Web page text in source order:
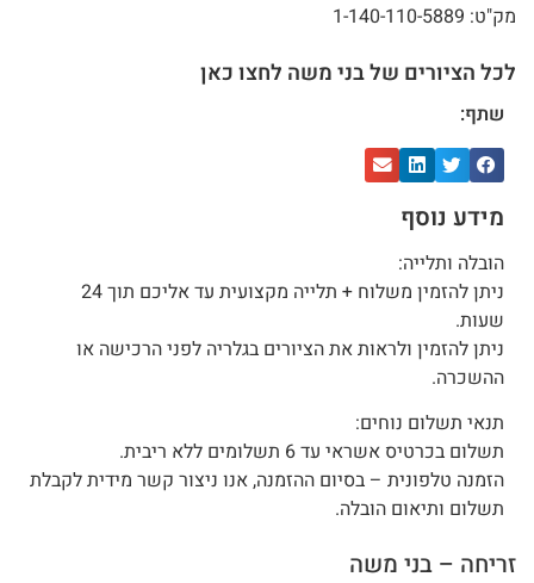
מק"ט: 1-140-110-5889
לכל הציורים של בני משה לחצו כאן
שתף:
מידע נוסף
הובלה ותלייה:
ניתן להזמין משלוח + תלייה מקצועית עד אליכם תוך 24
שעות.
ניתן להזמין ולראות את הציורים בגלריה לפני הרכישה או
ההשכרה.
תנאי תשלום נוחים:
תשלום בכרטיס אשראי עד 6 תשלומים ללא ריבית.
הזמנה טלפונית – בסיום ההזמנה, אנו ניצור קשר מידית לקבלת
תשלום ותיאום הובלה.
זריחה – בני משה